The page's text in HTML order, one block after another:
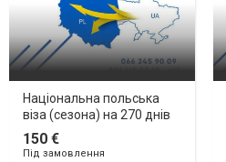
Національна польська
віза (сезона) на 270 днів
150 €
Під замовлення